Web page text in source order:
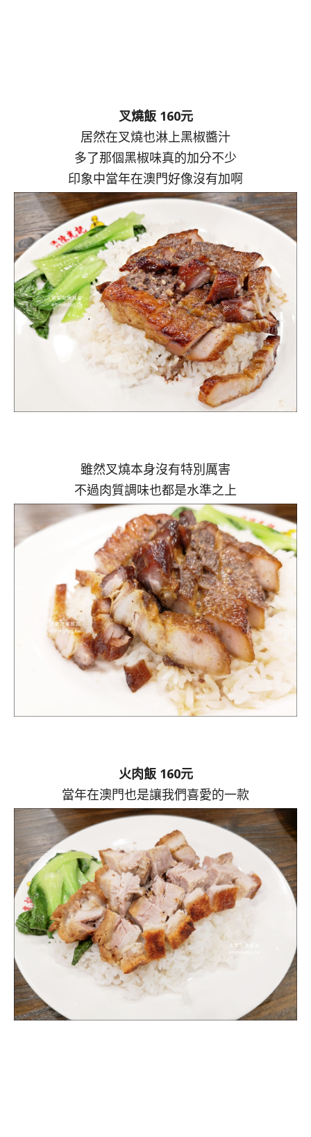
叉燒飯 160元
居然在叉燒也淋上黑椒醬汁
多了那個黑椒味真的加分不少
印象中當年在澳門好像沒有加啊
雖然叉燒本身沒有特別厲害
不過肉質調味也都是水準之上
火肉飯 160元
當年在澳門也是讓我們喜愛的一款